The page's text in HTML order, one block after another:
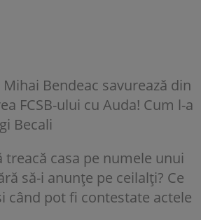
Bendeac savurează din
FCSB-ului cu Auda! Cum l-a
Becali
treacă casa pe numele unui
să-i anunțe pe ceilalți? Ce
când pot fi contestate actele